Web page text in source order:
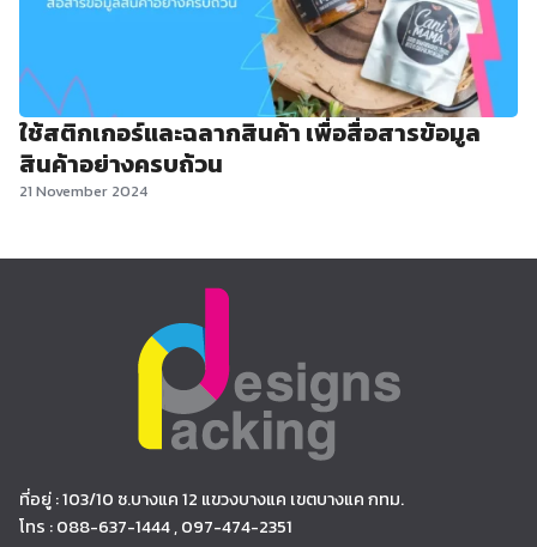
ใช้สติกเกอร์และฉลากสินค้า เพื่อสื่อสารข้อมูล
สินค้าอย่างครบถ้วน
21 November 2024
ที่อยู่ : 103/10 ซ.บางแค 12 แขวงบางแค เขตบางแค กทม.
โทร : 088-637-1444 , 097-474-2351